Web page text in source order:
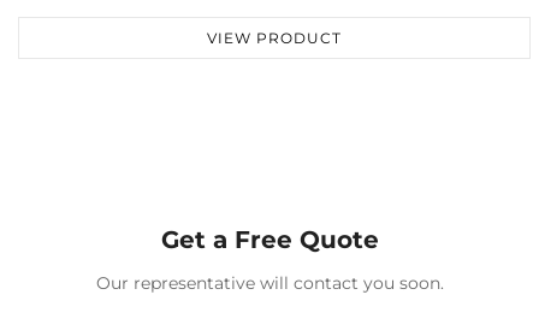
VIEW PRODUCT
Get a Free Quote
Our representative will contact you soon.